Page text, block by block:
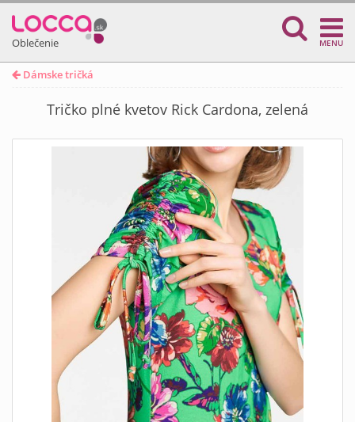
Oblečenie MENU
Dámske tričká
Tričko plné kvetov Rick Cardona, zelená